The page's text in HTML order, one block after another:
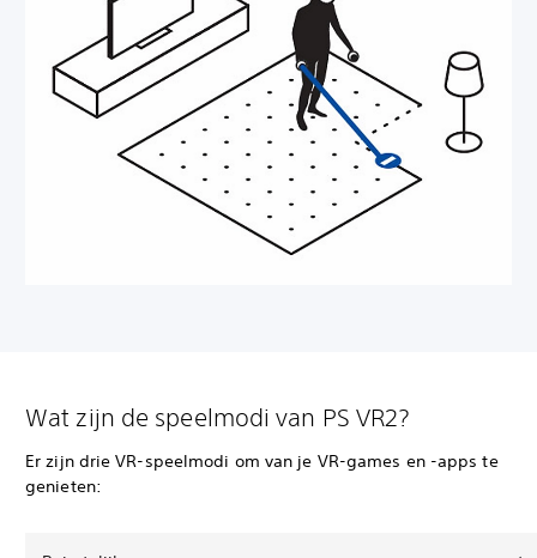
Wat zijn de speelmodi van PS VR2?
Er zijn drie VR-speelmodi om van je VR-games en -apps te
genieten: